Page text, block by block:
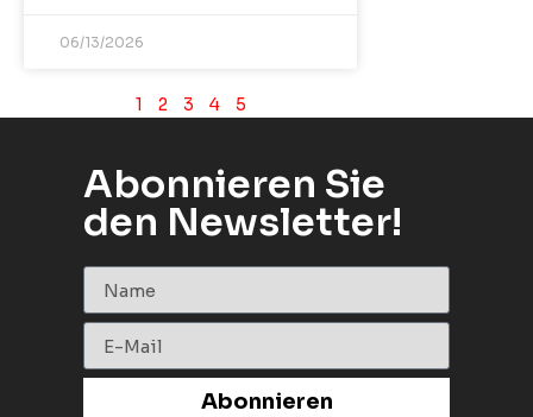
06/13/2026
1 2 3 4 5
Abonnieren Sie
den Newsletter!
Abonnieren